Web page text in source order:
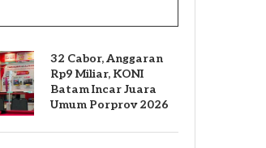
32 Cabor, Anggaran
Rp9 Miliar, KONI
Batam Incar Juara
Umum Porprov 2026